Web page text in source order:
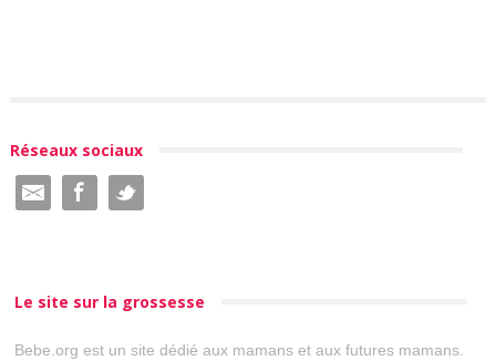
Réseaux sociaux
Le site sur la grossesse
Bebe.org est un site dédié aux mamans et aux futures mamans.